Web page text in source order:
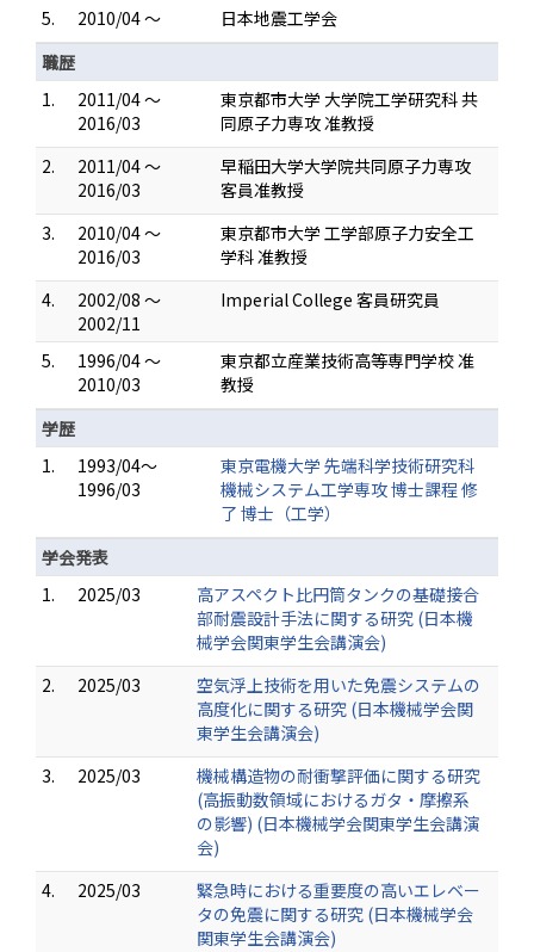
5. 2010/04 ～
日本地震工学会
職歴
1.
2011/04 ～
2016/03
東京都市大学 大学院工学研究科 共
同原子力専攻 准教授
2.
2011/04 ～
2016/03
早稲田大学大学院共同原子力専攻
客員准教授
3.
2010/04 ～
2016/03
東京都市大学 工学部原子力安全工
学科 准教授
4.
2002/08 ～
2002/11
Imperial College 客員研究員
5.
1996/04 ～
2010/03
東京都立産業技術高等専門学校 准
教授
学歴
1.
1993/04～
1996/03
東京電機大学 先端科学技術研究科
機械システム工学専攻 博士課程 修
了 博士（工学）
学会発表
1.
2025/03
高アスペクト比円筒タンクの基礎接合
部耐震設計手法に関する研究 (日本機
械学会関東学生会講演会)
2.
2025/03
空気浮上技術を用いた免震システムの
高度化に関する研究 (日本機械学会関
東学生会講演会)
3.
2025/03
機械構造物の耐衝撃評価に関する研究
(高振動数領域におけるガタ・摩擦系
の影響) (日本機械学会関東学生会講演
会)
4.
2025/03
緊急時における重要度の高いエレベー
タの免震に関する研究 (日本機械学会
関東学生会講演会)